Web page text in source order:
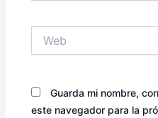
Guarda mi nombre,
este navegador para la